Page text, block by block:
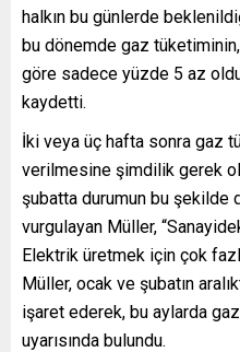
halkın bu günlerde
bu dönemde gaz
göre sadece yüzde 5 az
kaydetti.
İki veya üç hafta sonra gaz
verilmesine şimdilik gerek
şubatta durumun bu şekilde
vurgulayan Müller,
Elektrik üretmek için çok
Müller, ocak ve şubatın
işaret ederek, bu aylarda
uyarısında bulundu.